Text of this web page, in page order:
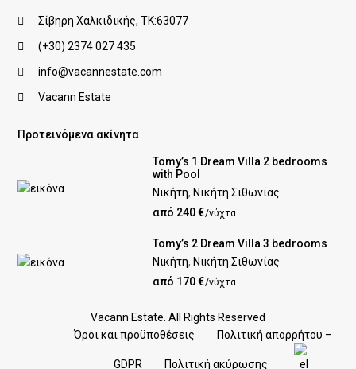
Σίβηρη Χαλκιδικής, ΤΚ:63077
(+30) 2374 027 435
info@vacannestate.com
Vacann Estate
Προτεινόμενα ακίνητα
Tomy’s 1 Dream Villa 2 bedrooms
with Pool
Νικήτη, Νικήτη Σιθωνίας
από 240 €/νύχτα
Tomy’s 2 Dream Villa 3 bedrooms
Νικήτη, Νικήτη Σιθωνίας
από 170 €/νύχτα
Vacann Estate. All Rights Reserved
Όροι και προϋποθέσεις
Πολιτική απορρήτου –
GDPR Πολιτική ακύρωσης